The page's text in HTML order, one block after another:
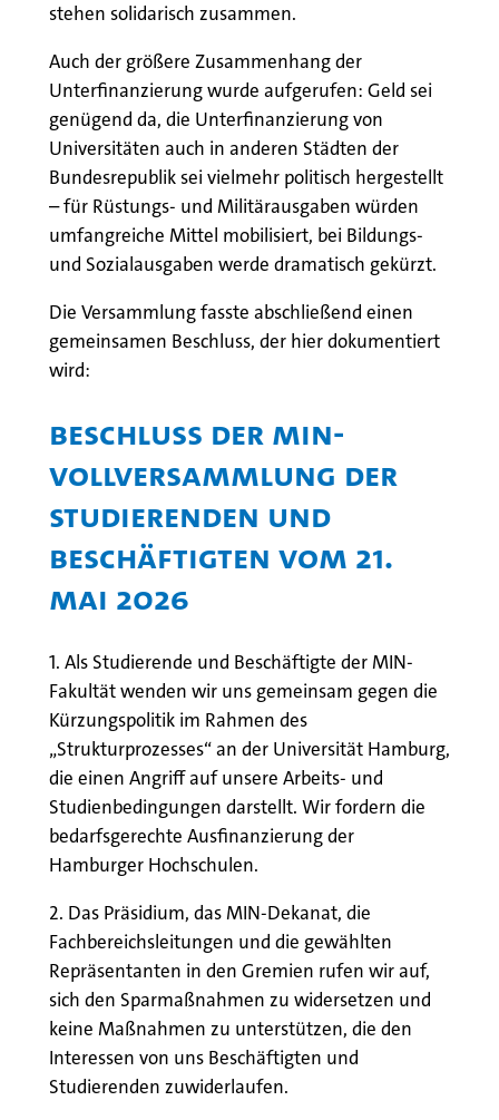
stehen solidarisch zusammen.
Auch der größere Zusammenhang der
Unterfinanzierung wurde aufgerufen: Geld sei
genügend da, die Unterfinanzierung von
Universitäten auch in anderen Städten der
Bundesrepublik sei vielmehr politisch hergestellt
– für Rüstungs- und Militärausgaben würden
umfangreiche Mittel mobilisiert, bei Bildungs-
und Sozialausgaben werde dramatisch gekürzt.
Die Versammlung fasste abschließend einen
gemeinsamen Beschluss, der hier dokumentiert
wird:
BESCHLUSS DER MIN-
VOLLVERSAMMLUNG DER
STUDIERENDEN UND
BESCHÄFTIGTEN VOM 21.
MAI 2026
1. Als Studierende und Beschäftigte der MIN-
Fakultät wenden wir uns gemeinsam gegen die
Kürzungspolitik im Rahmen des
„Strukturprozesses“ an der Universität Hamburg,
die einen Angriff auf unsere Arbeits- und
Studienbedingungen darstellt. Wir fordern die
bedarfsgerechte Ausfinanzierung der
Hamburger Hochschulen.
2. Das Präsidium, das MIN-Dekanat, die
Fachbereichsleitungen und die gewählten
Repräsentanten in den Gremien rufen wir auf,
sich den Sparmaßnahmen zu widersetzen und
keine Maßnahmen zu unterstützen, die den
Interessen von uns Beschäftigten und
Studierenden zuwiderlaufen.